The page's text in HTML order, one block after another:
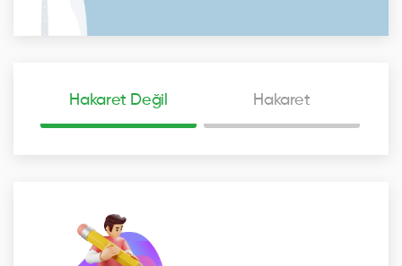
Hakaret Değil Hakaret